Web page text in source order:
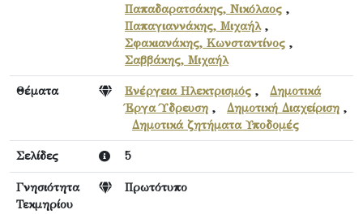
Παπαδαρατσάκης, Νικόλαος ,
Παπαγιαννάκης, Μιχαήλ,
Σφακιανάκης, Κωνσταντίνος ,
Σαββάκης, Μιχαήλ
Θέματα Ενέργεια Ηλεκτρισμός , Δημοτικά
Έργα Ύδρευση , Δημοτική Διαχείριση ,
Δημοτικά ζητήματα Υποδομές
Σελίδες 5
Γνησιότητα
Τεκμηρίου
Πρωτότυπο